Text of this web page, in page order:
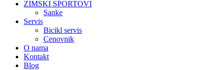
ZIMSKI SPORTOVI
Sanke
Servis
Bicikl servis
Cenovnik
O nama
Kontakt
Blog